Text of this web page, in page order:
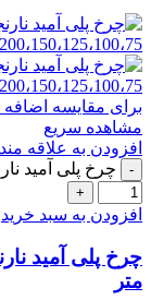
برای مقایسه اضافه
مشاهده سریع
افزودن به علاقه
چرخ پلی آمید نارنجی
افزودن به سبد خرید
متر